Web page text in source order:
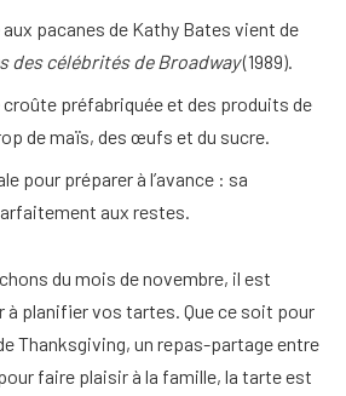
pacanes de Kathy Bates vient de
des célébrités de Broadway(1989).
préfabriquée et des produits de
de maïs, des œufs et du sucre.
pour préparer à l’avance : sa
aux restes.
du mois de novembre, il est
à planifier vos tartes. Que ce soit pour
Thanksgiving, un repas-partage entre
faire plaisir à la famille, la tarte est